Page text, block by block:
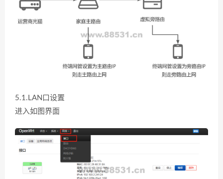
5.1.LAN口设置
进入如图界面